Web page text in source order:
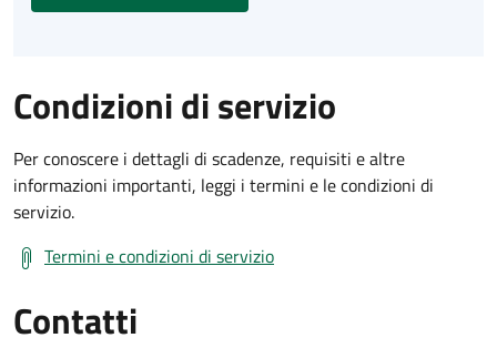
Condizioni di servizio
Per conoscere i dettagli di scadenze, requisiti e altre
informazioni importanti, leggi i termini e le condizioni di
servizio.
Termini e condizioni di servizio
Contatti